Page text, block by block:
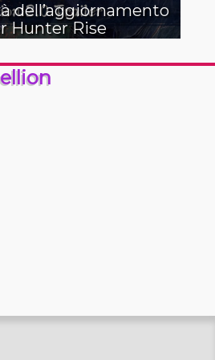
dell’aggiornamento
Hunter Rise